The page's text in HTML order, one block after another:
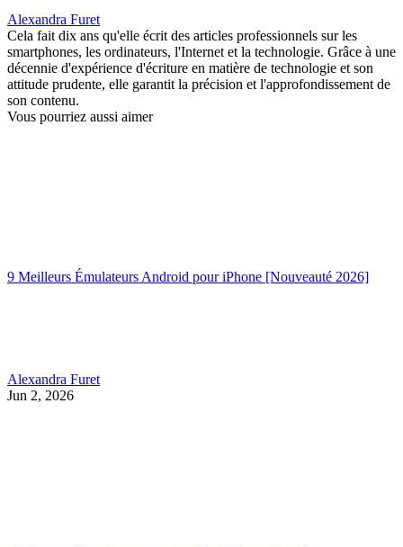
Alexandra Furet
Cela fait dix ans qu'elle écrit des articles professionnels sur les
smartphones, les ordinateurs, l'Internet et la technologie. Grâce à une
décennie d'expérience d'écriture en matière de technologie et son
attitude prudente, elle garantit la précision et l'approfondissement de
son contenu.
Vous pourriez aussi aimer
9 Meilleurs Émulateurs Android pour iPhone [Nouveauté 2026]
Alexandra Furet
Jun 2, 2026